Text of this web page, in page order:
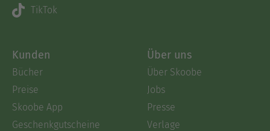
TikTok
Kunden
Bücher
Preise
Skoobe App
Geschenkgutscheine
Über uns
Über Skoobe
Jobs
Presse
Verlage